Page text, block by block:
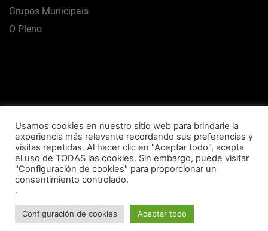
Grupos Municipais
O Pleno
Aviso Legal Termos de usoPolítica de Privacidade
Política de CookiesMapa Web
Concello de Vilalba © 2020 Todos los derechos reservados
Usamos cookies en nuestro sitio web para brindarle la
experiencia más relevante recordando sus preferencias y
visitas repetidas. Al hacer clic en "Aceptar todo", acepta
el uso de TODAS las cookies. Sin embargo, puede visitar
"Configuración de cookies" para proporcionar un
consentimiento controlado.
.
Configuración de cookies Aceptar todo